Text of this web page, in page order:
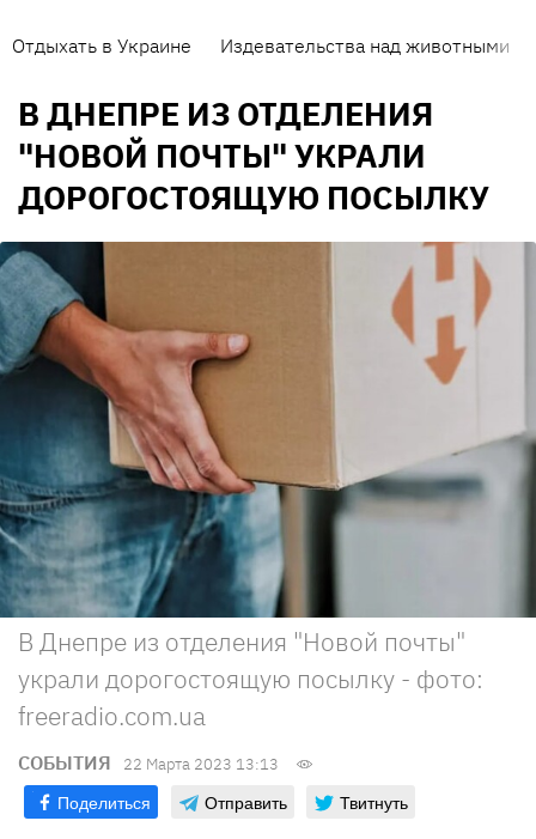
Отдыхать в Украине Издевательства над животными
В ДНЕПРЕ ИЗ ОТДЕЛЕНИЯ
"НОВОЙ ПОЧТЫ" УКРАЛИ
ДОРОГОСТОЯЩУЮ ПОСЫЛКУ
В Днепре из отделения "Новой почты"
украли дорогостоящую посылку - фото:
freeradio.com.ua
СОБЫТИЯ 22 Марта 2023 13:13
Поделиться Отправить Твитнуть